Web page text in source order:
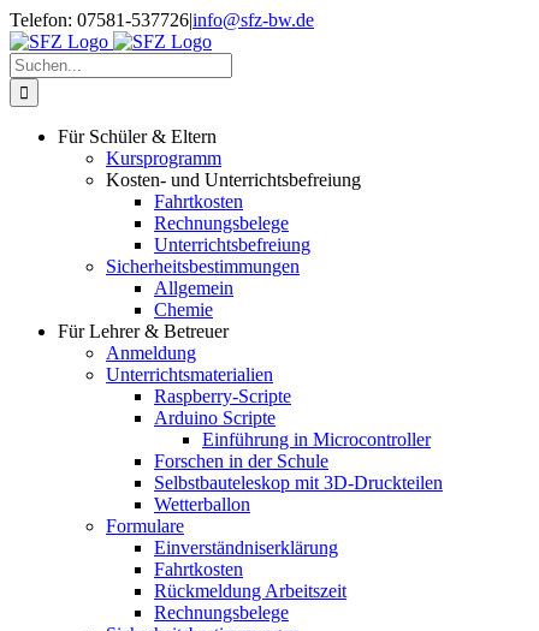
Zum
Inhalt
springen
Telefon: 07581-537726|info@sfz-bw.de
Suche
nach:
Für Schüler & Eltern
Kursprogramm
Kosten- und Unterrichtsbefreiung
Fahrtkosten
Rechnungsbelege
Unterrichtsbefreiung
Sicherheitsbestimmungen
Allgemein
Chemie
Für Lehrer & Betreuer
Anmeldung
Unterrichtsmaterialien
Raspberry-Scripte
Arduino Scripte
Einführung in Microcontroller
Forschen in der Schule
Selbstbauteleskop mit 3D-Druckteilen
Wetterballon
Formulare
Einverständniserklärung
Fahrtkosten
Rückmeldung Arbeitszeit
Rechnungsbelege